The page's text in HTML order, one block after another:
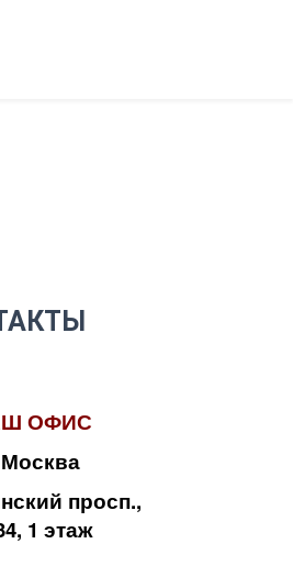
ОФИС
Москва
просп.,
1 этаж